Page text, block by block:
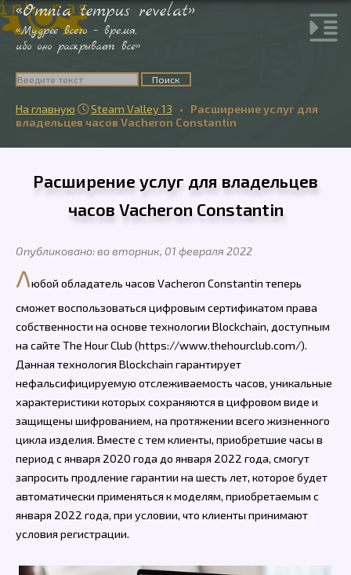
«Omnia tempus revelat»
«Мудрее всего – время,
ибо оно раскрывает все»
На главную  Steam Valley 13 • Расширение услуг для
владельцев часов Vacheron Constantin
Расширение услуг для владельцев
часов Vacheron Constantin
Опубликовано: во вторник, 01 февраля 2022
Любой обладатель часов Vacheron Constantin теперь
сможет воспользоваться цифровым сертификатом права
собственности на основе технологии Blockchain, доступным
на сайте The Hour Club (https://www.thehourclub.com/).
Данная технология Blockchain гарантирует
нефальсифицируемую отслеживаемость часов, уникальные
характеристики которых сохраняются в цифровом виде и
защищены шифрованием, на протяжении всего жизненного
цикла изделия. Вместе с тем клиенты, приобретшие часы в
период с января 2020 года до января 2022 года, смогут
запросить продление гарантии на шесть лет, которое будет
автоматически применяться к моделям, приобретаемым с
января 2022 года, при условии, что клиенты принимают
условия регистрации.